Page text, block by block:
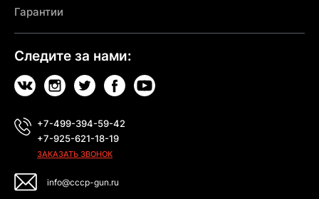
Гарантии
Следите за нами:
+7-499-394-59-42
+7-925-621-18-19
ЗАКАЗАТЬ ЗВОНОК
info@cccp-gun.ru